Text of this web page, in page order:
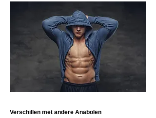
Verschillen met andere Anabolen